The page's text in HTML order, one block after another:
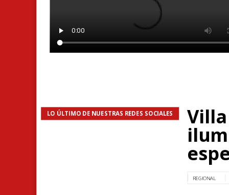
LO ÚLTIMO DE NUESTRAS REDES SOCIALES
REGIONAL